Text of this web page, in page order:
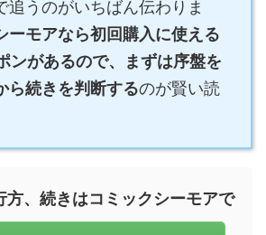
追うのがいちばん伝わりま
ーモアなら初回購入に使える
ンがあるので、まずは序盤を
ら続きを判断するのが賢い読
方、続きはコミックシーモアで